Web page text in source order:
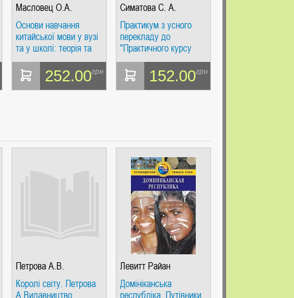
Масловец О.А.
Основи навчання
китайської мови у вузі
та у школі: теорія та
практика. Навчальний
посібник. 3-тє вид.
Масл
252.00грн
Симатова С. А.
Практикум з усного
перекладу до
"Практичного курсу
китайської мови" за
редакцією А. Ф.
Кондрашевського.
Симатова С. А. Східна
152.00грн
Петрова А.В.
Королі світу. Петрова
А Видавництво
Левитт Райан
Домініканська
республіка. Путівники